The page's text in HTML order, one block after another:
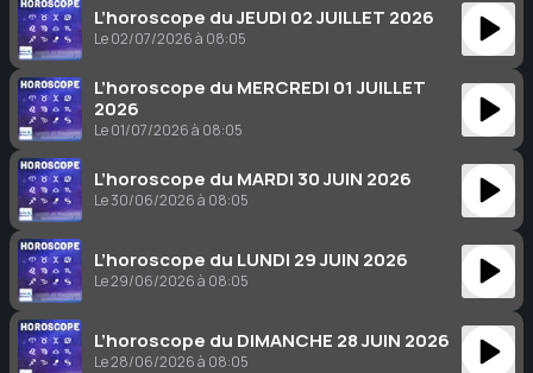
L’horoscope du JEUDI 02 JUILLET 2026
Le 02/07/2026 à 08:05
L’horoscope du MERCREDI 01 JUILLET
2026
Le 01/07/2026 à 08:05
L’horoscope du MARDI 30 JUIN 2026
Le 30/06/2026 à 08:05
L’horoscope du LUNDI 29 JUIN 2026
Le 29/06/2026 à 08:05
L’horoscope du DIMANCHE 28 JUIN 2026
Le 28/06/2026 à 08:05